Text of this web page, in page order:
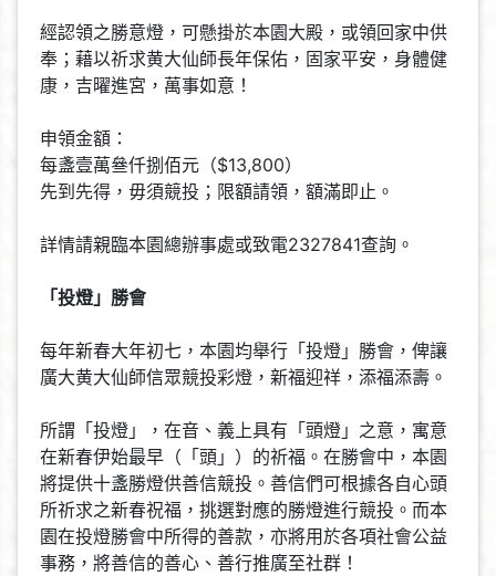
經認領之勝意燈，可懸掛於本園大殿，或領回家中供
奉；藉以祈求黄大仙師長年保佑，固家平安，身體健
康，吉曜進宮，萬事如意！
申領金額：
每盞壹萬叄仟捌佰元（$13,800）
先到先得，毋須競投；限額請領，額滿即止。
詳情請親臨本園總辦事處或致電2327841查詢。
「投燈」勝會
每年新春大年初七，本園均舉行「投燈」勝會，俾讓
廣大黄大仙師信眾競投彩燈，新福迎祥，添福添壽。
所謂「投燈」，在音、義上具有「頭燈」之意，寓意
在新春伊始最早（「頭」）的祈福。在勝會中，本園
將提供十盞勝燈供善信競投。善信們可根據各自心頭
所祈求之新春祝福，挑選對應的勝燈進行競投。而本
園在投燈勝會中所得的善款，亦將用於各項社會公益
事務，將善信的善心、善行推廣至社群！